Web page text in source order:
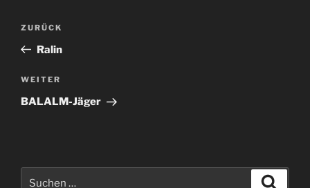
Beitragsnavigation
Vorheriger
Beitrag
ZURÜCK
Ralin
Nächster
Beitrag
WEITER
BALALM-Jäger